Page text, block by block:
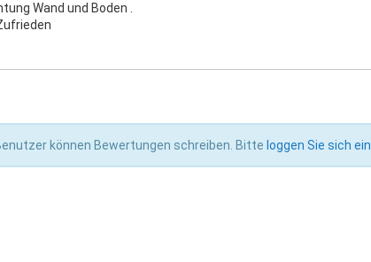
Wand und Boden .
können Bewertungen schreiben. Bitte loggen Sie sich ein